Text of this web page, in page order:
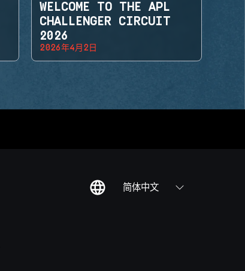
WELCOME TO THE APL
CHALLENGER CIRCUIT
2026
2026年4月2日
简体中文